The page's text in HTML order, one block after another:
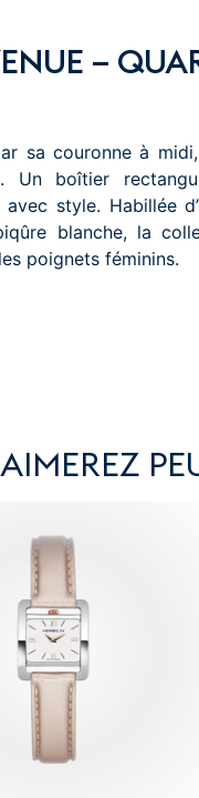
–
sa couronne à
Un boîtier
avec style. Habillée
blanche, la
poignets féminins.